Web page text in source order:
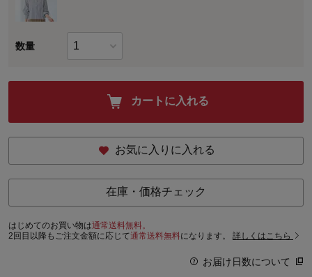
数量
カートに入れる
お気に入りに入れる
在庫・価格チェック
はじめてのお買い物は通常送料無料。
2回目以降もご注文金額に応じて通常送料無料になります。 詳しくはこちら
お届け日数について